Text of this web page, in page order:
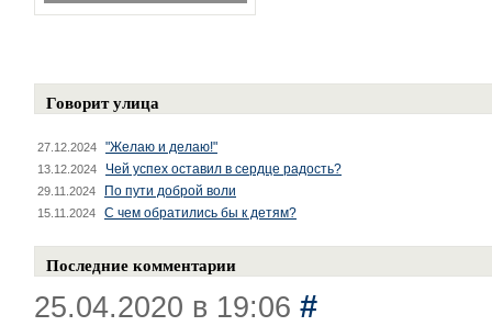
Говорит улица
27.12.2024 "Желаю и делаю!"
13.12.2024 Чей успех оставил в сердце радость?
29.11.2024 По пути доброй воли
15.11.2024 С чем обратились бы к детям?
Последние комментарии
25.04.2020 в 19:06 #